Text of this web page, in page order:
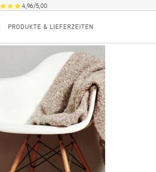
4,96/5,00
PRODUKTE & LIEFERZEITEN